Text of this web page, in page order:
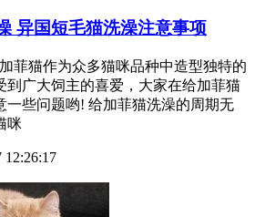
异国短毛猫洗澡注意事项
菲猫作为众多猫咪品种中造型独特的
到广大饲主的喜爱，大家在给加菲猫
一些问题哟! 给加菲猫洗澡的周期无
咪
12:26:17